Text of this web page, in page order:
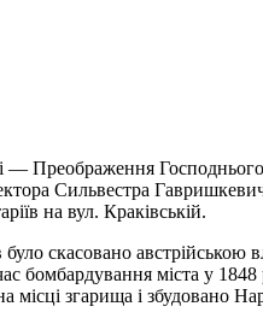
— Преображення
Сильвестра
на вул. Краківській.
було скасовано
бомбардування міста у
місці згарища і збудовано